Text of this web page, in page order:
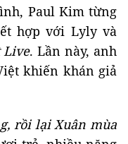
Paul Kim từng
hợp với Lyly và
Live. Lần này, anh
khiến khán giả
rồi lại Xuân mùa